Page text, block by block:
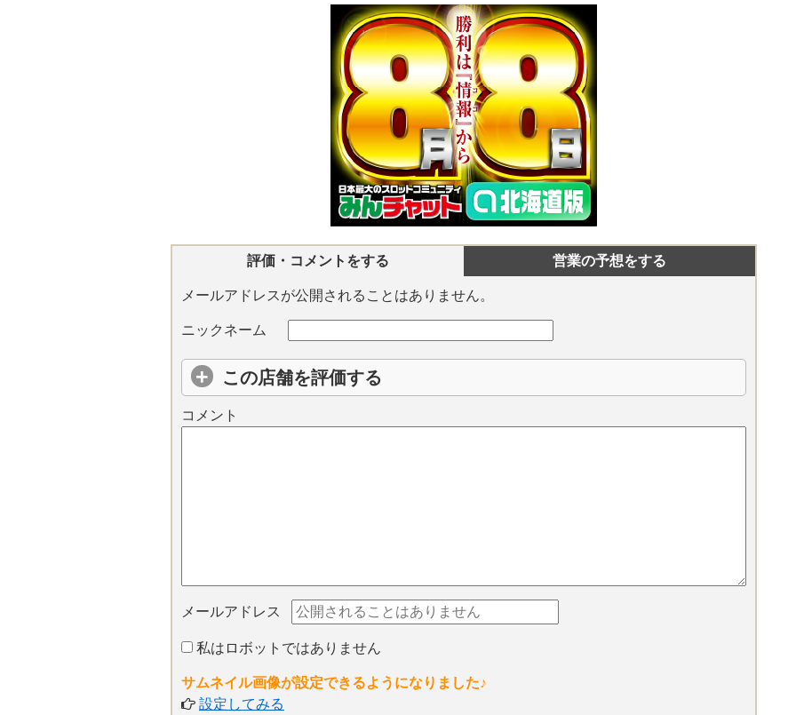
評価・コメントをする 営業の予想をする
メールアドレスが公開されることはありません。
ニックネーム
この店舗を評価する
コメント
メールアドレス
私はロボットではありません
サムネイル画像が設定できるようになりました♪
設定してみる